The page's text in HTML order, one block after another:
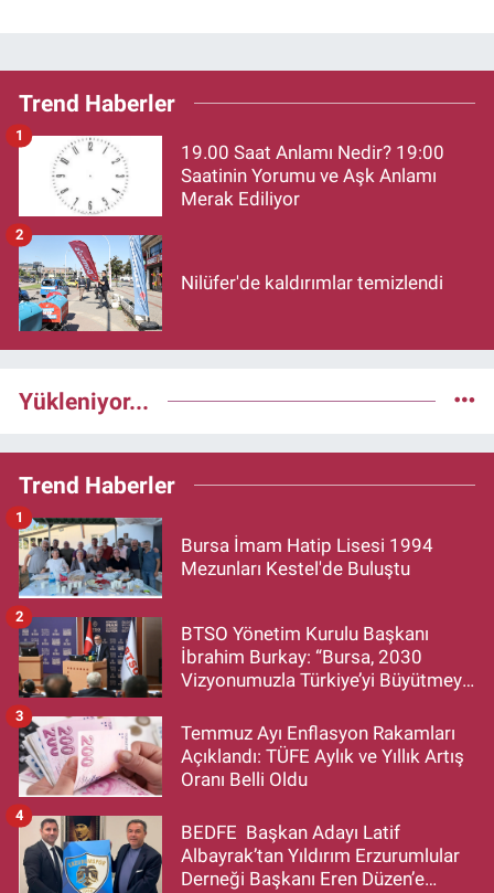
Trend Haberler
19.00 Saat Anlamı Nedir? 19:00
Saatinin Yorumu ve Aşk Anlamı
Merak Ediliyor
1
Nilüfer'de kaldırımlar temizlendi
2
Yükleniyor...
Trend Haberler
Bursa İmam Hatip Lisesi 1994
Mezunları Kestel'de Buluştu
1
BTSO Yönetim Kurulu Başkanı
İbrahim Burkay: “Bursa, 2030
Vizyonumuzla Türkiye’yi Büyütmeye
2
Temmuz Ayı Enflasyon Rakamları
Açıklandı: TÜFE Aylık ve Yıllık Artış
Oranı Belli Oldu
3
BEDFE Başkan Adayı Latif
Albayrak’tan Yıldırım Erzurumlular
Derneği Başkanı Eren Düzen’e
4